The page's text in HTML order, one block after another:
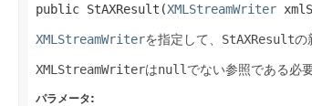
public StAXResult (XMLStreamWriter
XMLStreamWriterを指定して、 StAXResultの
XMLStreamWriterはnull でない参照である必
パラメータ: